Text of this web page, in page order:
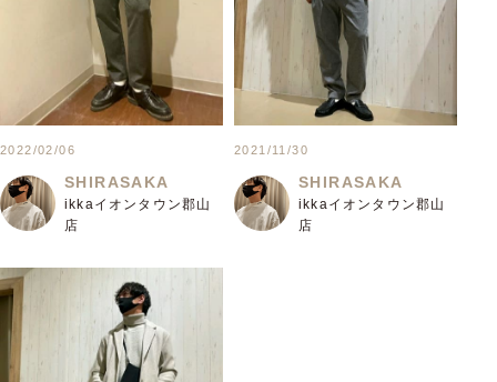
2022/02/06
SHIRASAKA
ikkaイオンタウン郡山
店
2021/11/30
SHIRASAKA
ikkaイオンタウン郡山
店